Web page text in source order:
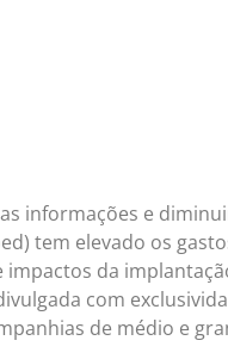
informações e
tem elevado os
impactos da
com
de médio e